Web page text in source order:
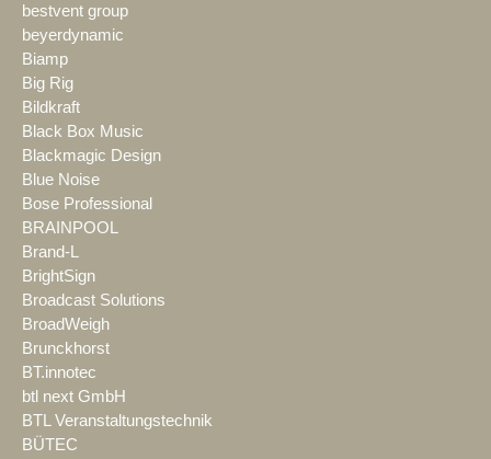
bestvent group
beyerdynamic
Biamp
Big Rig
Bildkraft
Black Box Music
Blackmagic Design
Blue Noise
Bose Professional
BRAINPOOL
Brand-L
BrightSign
Broadcast Solutions
BroadWeigh
Brunckhorst
BT.innotec
btl next GmbH
BTL Veranstaltungstechnik
BÜTEC